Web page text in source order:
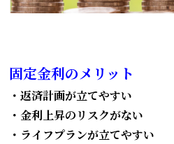
固定金利のメリット
・返済計画が立てやすい
・金利上昇のリスクがない
・ライフプランが立てやすい